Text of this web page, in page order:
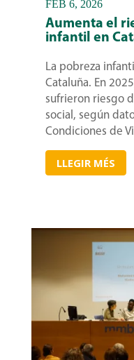
Aumenta el
infantil en
La pobreza
Cataluña. En
sufrieron riesgo
social, según
Condiciones de
LLEGIR MÉS
FEB 6, 2026